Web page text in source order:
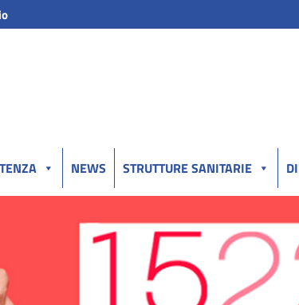
NEWS STRUTTURE SANITARIE